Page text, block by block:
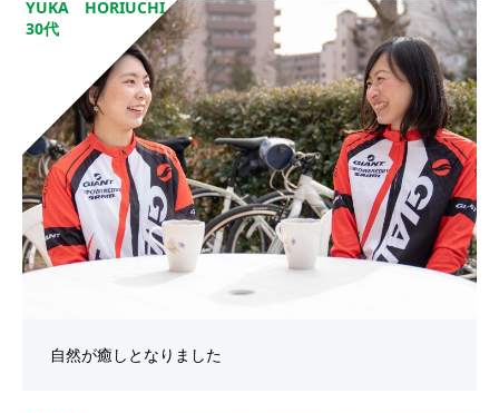
YUKA HORIUCHI
30代
自然が癒しとなりました